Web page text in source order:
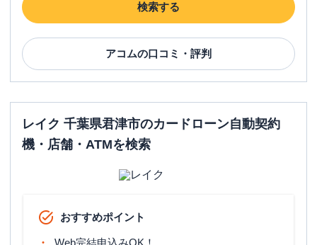
検索する
アコムの口コミ・評判
レイク 千葉県君津市のカードローン自動契約
機・店舗・ATMを検索
おすすめポイント
Web完結申込みOK！